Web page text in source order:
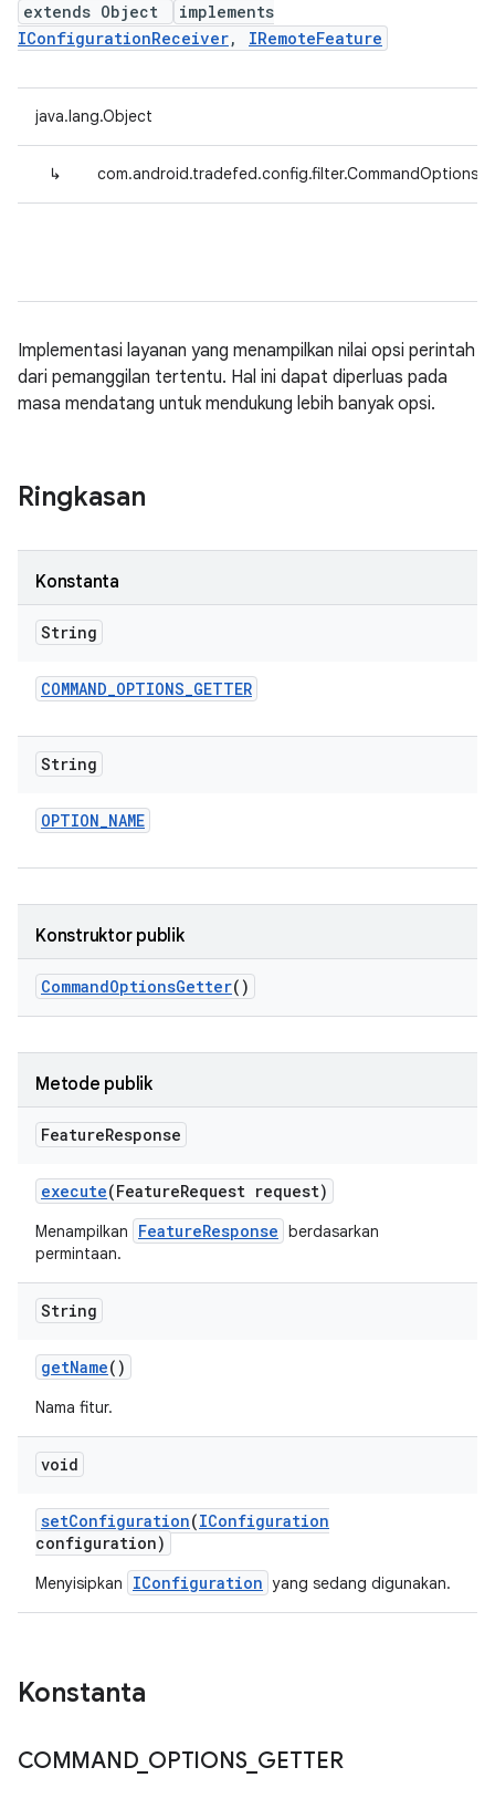
extends Object
implements
IConfigurationReceiver, IRemoteFeature
java.lang.Object
↳
Implementasi layanan yang menampilkan nilai opsi perintah
dari pemanggilan tertentu. Hal ini dapat diperluas pada
masa mendatang untuk mendukung lebih banyak opsi.
Ringkasan
Konstanta
String
COMMAND_OPTIONS_GETTER
String
OPTION_NAME
Konstruktor publik
CommandOptionsGetter()
Metode publik
FeatureResponse
execute(FeatureRequest request)
Menampilkan FeatureResponse berdasarkan
permintaan.
String
getName()
Nama fitur.
void
setConfiguration(IConfiguration
configuration)
Menyisipkan IConfiguration yang sedang digunakan.
Konstanta
COMMAND_ OPTIONS_ GETTER